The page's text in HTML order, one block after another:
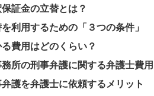
証金の立替とは？
利用するための「３つの条件」
費用はどのくらい？
所の刑事弁護に関する弁護士費用
護を弁護士に依頼するメリット